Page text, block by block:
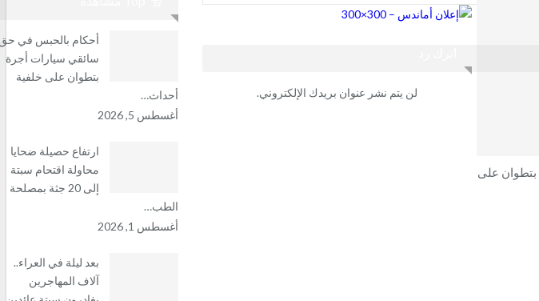
على
لن يتم نشر عنوان بريدك الإلكتروني.
أحكام بالحبس في
سائقي سيارات أجرة
بتطوان على خلفية
أحداث…
أغسطس 5, 2026
ارتفاع حصيلة ضحايا
محاولة اقتحام سبتة
إلى 20 جثة بمصلحة
الطب…
أغسطس 1, 2026
بعد ليلة في العراء..
آلاف المهاجرين